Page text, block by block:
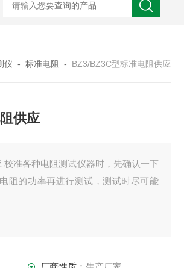
试仪 S3010数字接地电阻测试仪现货
仪 - 标准电阻 - BZ3/BZ3C型标准电阻供应
供应
校准各种电阻测试仪器时，先确认一下
阻的功率再进行测试，测试时尽可能